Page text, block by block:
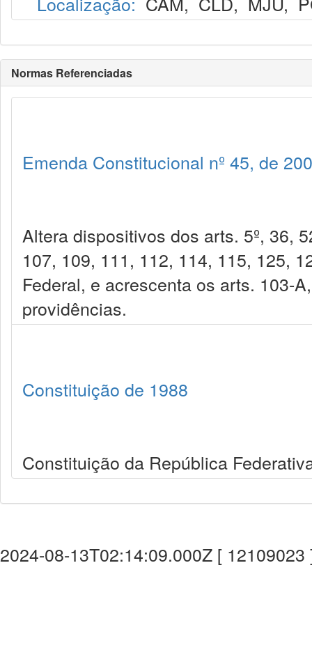
Normas Referenciadas
Emenda Constitucional nº 45, de
Altera dispositivos dos arts. 5º, 36,
107, 109, 111, 112, 114, 115, 125,
Federal, e acrescenta os arts. 103-
providências.
Constituição de 1988
Constituição da República
2024-08-13T02:14:09.000Z [ 12109023